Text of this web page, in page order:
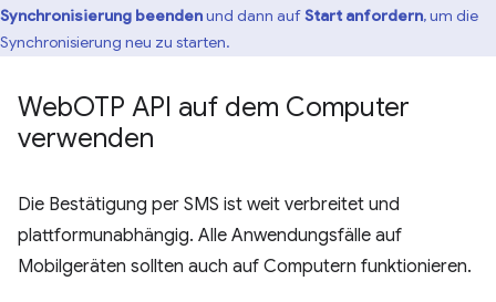
Synchronisierung beendenund dann aufStart anfordern, um die
Synchronisierung neu zu starten.
WebOTP API auf dem Computer
verwenden
Die Bestätigung per SMS ist weit verbreitet und
plattformunabhängig. Alle Anwendungsfälle auf
Mobilgeräten sollten auch auf Computern funktionieren.